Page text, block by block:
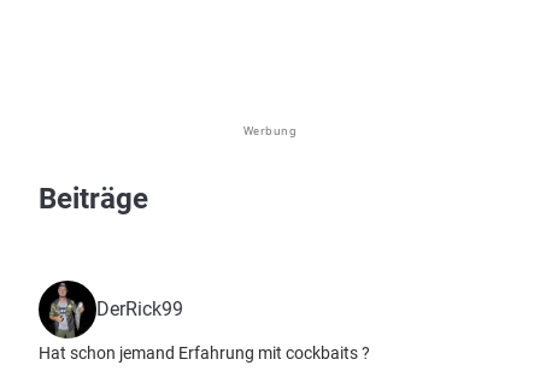
Werbung
Beiträge
DerRick99
Hat schon jemand Erfahrung mit cockbaits ?